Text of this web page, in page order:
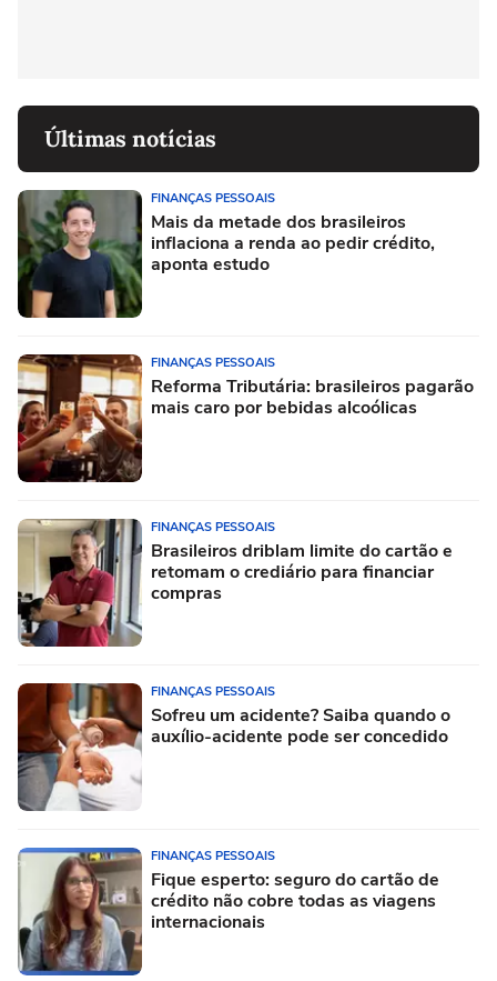
Últimas notícias
FINANÇAS PESSOAIS
Mais da metade dos brasileiros
inflaciona a renda ao pedir crédito,
aponta estudo
FINANÇAS PESSOAIS
Reforma Tributária: brasileiros pagarão
mais caro por bebidas alcoólicas
FINANÇAS PESSOAIS
Brasileiros driblam limite do cartão e
retomam o crediário para financiar
compras
FINANÇAS PESSOAIS
Sofreu um acidente? Saiba quando o
auxílio-acidente pode ser concedido
FINANÇAS PESSOAIS
Fique esperto: seguro do cartão de
crédito não cobre todas as viagens
internacionais